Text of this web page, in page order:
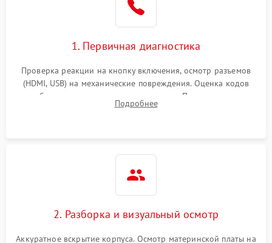
1. Первичная диагностика
Проверка реакции на кнопку включения, осмотр разъемов
(HDMI, USB) на механические повреждения. Оценка кодов
ошибок на экране или по индикаторам. Проверка чтения
дисков, работы геймпадов и наличия гарантийных пломб.
Подробнее
2. Разборка и визуальный осмотр
Аккуратное вскрытие корпуса. Осмотр материнской платы на